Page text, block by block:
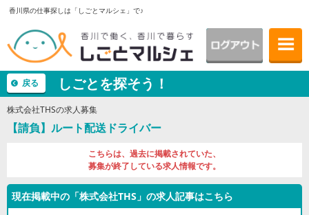
香川県の仕事探しは「しごとマルシェ」で♪
戻る しごとを探そう！
株式会社THSの求人募集
【請負】ルート配送ドライバー
こちらは、過去に掲載されていた、
募集が終了している求人情報です。
現在掲載中の「株式会社THS」の求人記事はこちら